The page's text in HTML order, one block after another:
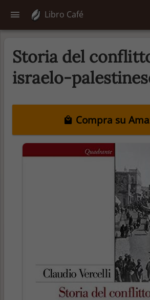
Libro Café
Storia del
israelo-
Compra su